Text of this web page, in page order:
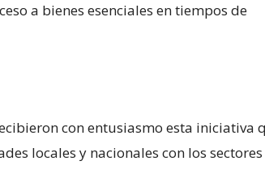
a bienes esenciales en tiempos de
con entusiasmo esta iniciativa
locales y nacionales con los